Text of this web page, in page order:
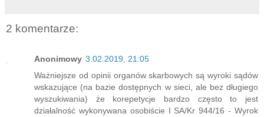
2 komentarze:
Anonimowy 3.02.2019, 21:05
Ważniejsze od opinii organów skarbowych są wyroki sądów
wskazujące (na bazie dostępnych w sieci, ale bez długiego
wyszukiwania) że korepetycje bardzo często to jest
działalność wykonywana osobiście I SA/Kr 944/16 - Wyrok